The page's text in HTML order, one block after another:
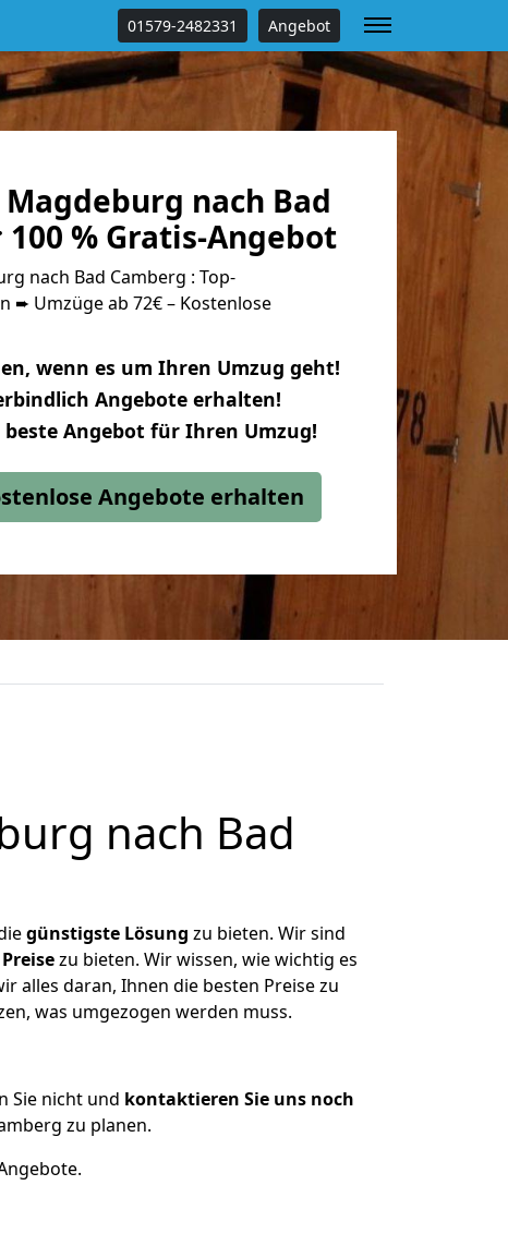
01579-2482331 Angebot
nach Bad
% Gratis-Angebot
nach Bad Camberg : Top-
➨ Umzüge ab 72€ – Kostenlose
wenn es um Ihren Umzug geht!
Angebote erhalten!
beste Angebot für Ihren Umzug!
Angebote erhalten
nach Bad
günstigste Lösung zu bieten. Wir sind
zu bieten. Wir wissen, wie wichtig es
alles daran, Ihnen die besten Preise zu
was umgezogen werden muss.
Sie nicht und kontaktieren Sie uns noch
zu planen.